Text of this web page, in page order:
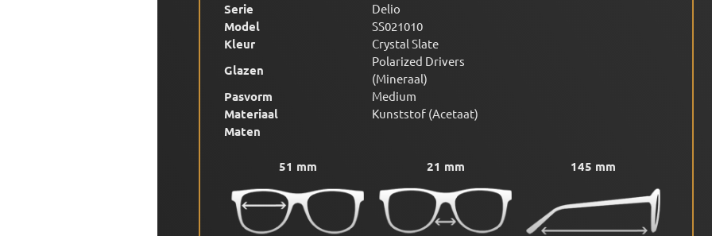
Serie Delio
Model SS021010
Kleur Crystal Slate
Glazen
Polarized Drivers
(Mineraal)
Pasvorm Medium
Materiaal Kunststof (Acetaat)
Maten
51 mm 21 mm 145 mm